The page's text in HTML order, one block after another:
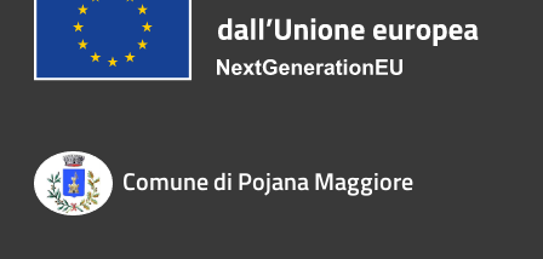
Comune di Pojana Maggiore